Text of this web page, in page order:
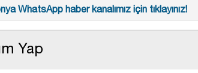
WhatsApp haber kanalımız için tıklayınız!
Yap